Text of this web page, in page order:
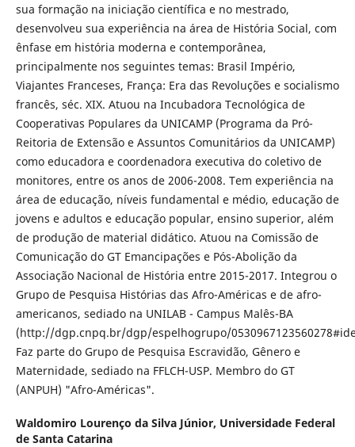
sua formação na iniciação científica e no mestrado,
desenvolveu sua experiência na área de História Social, com
ênfase em história moderna e contemporânea,
principalmente nos seguintes temas: Brasil Império,
Viajantes Franceses, França: Era das Revoluções e socialismo
francês, séc. XIX. Atuou na Incubadora Tecnológica de
Cooperativas Populares da UNICAMP (Programa da Pró-
Reitoria de Extensão e Assuntos Comunitários da UNICAMP)
como educadora e coordenadora executiva do coletivo de
monitores, entre os anos de 2006-2008. Tem experiência na
área de educação, níveis fundamental e médio, educação de
jovens e adultos e educação popular, ensino superior, além
de produção de material didático. Atuou na Comissão de
Comunicação do GT Emancipações e Pós-Abolição da
Associação Nacional de História entre 2015-2017. Integrou o
Grupo de Pesquisa Histórias das Afro-Américas e de afro-
americanos, sediado na UNILAB - Campus Malês-BA
(http://dgp.cnpq.br/dgp/espelhogrupo/
Faz parte do Grupo de Pesquisa Escravidão, Gênero e
Maternidade, sediado na FFLCH-USP. Membro do GT
(ANPUH) "Afro-Américas".
Waldomiro Lourenço da Silva Júnior, Universidade Federal
de Santa Catarina